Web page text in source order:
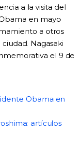
a la visita del
en mayo
a otros
Nagasaki
el 9 de
Obama en
artículos